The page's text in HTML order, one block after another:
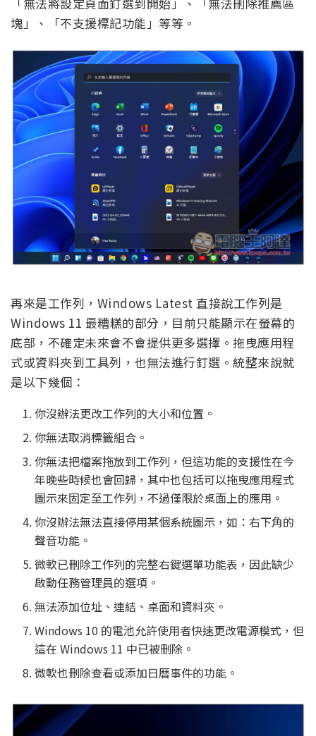
塊」、「不支援標記功能」等等。
再來是工作列，Windows Latest 直接說工作列是
Windows 11 最糟糕的部分，目前只能顯示在螢幕的
底部，不確定未來會不會提供更多選擇。拖曳應用程
式或資料夾到工具列，也無法進行釘選。統整來說就
是以下幾個：
你沒辦法更改工作列的大小和位置。
你無法取消標籤組合。
你無法把檔案拖放到工作列，但這功能的支援性在今
年晚些時候也會回歸，其中也包括可以拖曳應用程式
圖示來固定至工作列，不過僅限於桌面上的應用。
你沒辦法無法直接停用某個系統圖示，如：右下角的
聲音功能。
微軟已刪除工作列的完整右鍵選單功能表，因此缺少
啟動任務管理員的選項。
無法添加位址、連結、桌面和資料夾。
Windows 10 的電池允許使用者快速更改電源模式，但
這在 Windows 11 中已被刪除。
微軟也刪除查看或添加日曆事件的功能。